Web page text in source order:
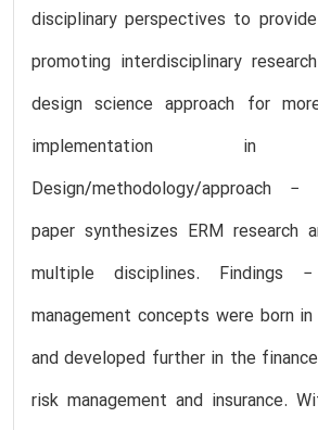
disciplinary perspectives to
promoting interdisciplinary
design science approach for
implementation in
Design/methodology/approach
paper synthesizes ERM research
multiple disciplines. Findings
management concepts were born
and developed further in the
risk management and insurance.